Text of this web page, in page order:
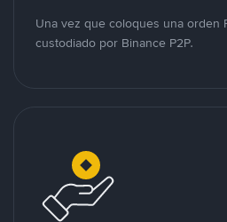
Una vez que coloques una orden
custodiado por Binance P2P.